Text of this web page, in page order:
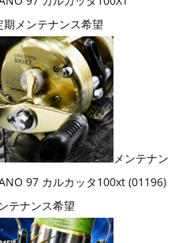
メンテナンス希望
メンテナン
97 カルカッタ100xt (01196)
テナンス希望